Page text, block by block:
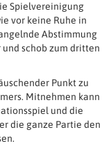
Spielvereinigung
vor keine Ruhe in
Abstimmung
schob zum dritten
Punkt zu
Mitnehmen kann
und die
die ganze Partie den